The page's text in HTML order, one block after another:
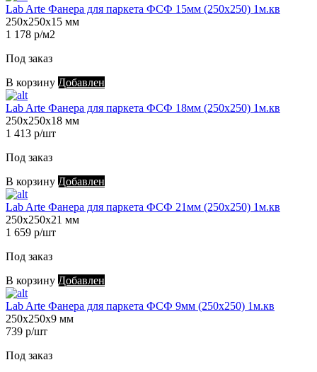
Lab Arte Фанера для паркета ФСФ 15мм (250х250) 1м.кв
250х250х15 мм
1 178 р/м2
Под заказ
В корзину Добавлен
Lab Arte Фанера для паркета ФСФ 18мм (250х250) 1м.кв
250х250х18 мм
1 413 р/шт
Под заказ
В корзину Добавлен
Lab Arte Фанера для паркета ФСФ 21мм (250х250) 1м.кв
250х250х21 мм
1 659 р/шт
Под заказ
В корзину Добавлен
Lab Arte Фанера для паркета ФСФ 9мм (250х250) 1м.кв
250х250х9 мм
739 р/шт
Под заказ